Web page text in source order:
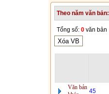
Theo năm văn bản:
Tổng số: 0 văn bản
Văn bản
45